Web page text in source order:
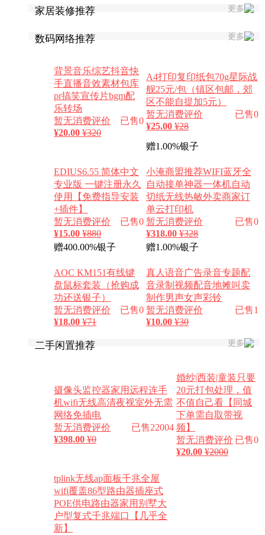
更多
家居装修推荐
更多
数码网络推荐
背景音乐综艺抖音快
手直播音效素材包库
pr搞笑宣传片bgm配
乐转场
已售0
暂无消费评价
¥20.00 ¥320
A4打印复印纸包70g星际战
舰25元/包（镇区包邮，郊
区不能自提加5元）
已售0
暂无消费评价
¥25.00 ¥28
赠1.00%银子
EDIUS6.55 简体中文
专业版 一键注册永久
使用【免费指导安装
+插件】
已售0
暂无消费评价
¥15.00 ¥880
小淹商盟推荐WIFI蓝牙全
自动接单神器一体机自动
切纸无线热敏外卖商家订
单云打印机
已售0
暂无消费评价
¥318.00 ¥328
赠400.00%银子
赠1.00%银子
AOC KM151有线键
盘鼠标套装（抢购成
功还送银子）
已售0
暂无消费评价
¥18.00 ¥71
真人语音广告录音专题配
音录制视频配音地摊叫卖
制作男声女声彩铃
已售1
暂无消费评价
¥10.00 ¥30
更多
二手闲置推荐
摄像头监控器家用远程连手
机wifi无线高清夜视室外无需
网络免插电
已售22004
暂无消费评价
¥398.00 ¥0
婚纱|西装|童装只要
20元打包处理，值
不值自己看【同城
下单需自取带视
频】
已售0
暂无消费评价
¥20.00 ¥2000
tplink无线ap面板千兆全屋
wifi覆盖86型路由器插座式
POE供电路由器家用别墅大
户型复式千兆端口【几乎全
新】